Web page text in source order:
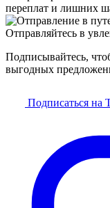
переплат и лишних
Отправляйтесь в
Подписывайтесь,
выгодных
Подписаться на